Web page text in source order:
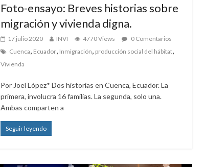
Foto-ensayo: Breves historias sobre
migración y vivienda digna.
17 julio 2020 INVI 4770 Views
0 Comentarios
Cuenca Ecuador Inmigración producción social del hábitat
Vivienda
Por Joel López* Dos historias en Cuenca, Ecuador. La
primera, involucra 16 familias. La segunda, solo una.
Ambas comparten a
Seguir leyendo